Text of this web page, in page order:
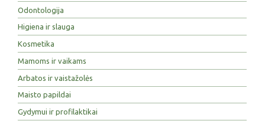
Odontologija
Higiena ir slauga
Kosmetika
Mamoms ir vaikams
Arbatos ir vaistažolės
Maisto papildai
Gydymui ir profilaktikai